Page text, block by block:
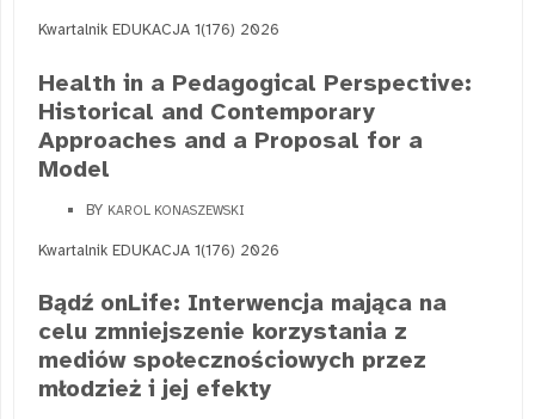
Kwartalnik EDUKACJA 1(176) 2026
Health in a Pedagogical Perspective:
Historical and Contemporary
Approaches and a Proposal for a
Model
BY KAROL KONASZEWSKI
Kwartalnik EDUKACJA 1(176) 2026
Bądź onLife: Interwencja mająca na
celu zmniejszenie korzystania z
mediów społecznościowych przez
młodzież i jej efekty